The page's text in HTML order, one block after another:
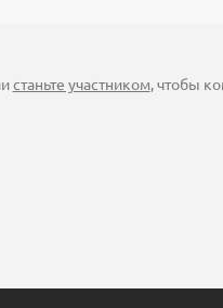
станьте участником, чтобы